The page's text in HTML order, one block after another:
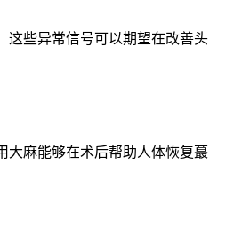
这些异常信号可以期望在改善头
大麻能够在术后帮助人体恢复蕞